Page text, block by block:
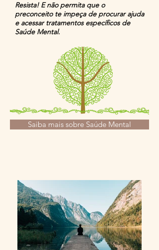
Resista! E não permita que o
preconceito te impeça de procurar ajuda
e acessar tratamentos específicos de
Saúde Mental.
Saiba mais sobre Saúde Mental